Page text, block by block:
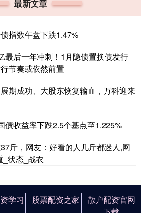
最新文章
指数午盘下跌1.47%
最后一年冲刺！1月隐债置换债发行
节奏或依然前置
期成功、大股东恢复输血，万科迎来
债收益率下跌2.5个基点至1.225%
斤，网友：好看的人几斤都迷人,网
_状态_战衣
学习 股票配资之家
散户配资官网